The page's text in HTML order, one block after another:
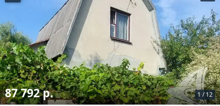
1 / 12
87 792 р.